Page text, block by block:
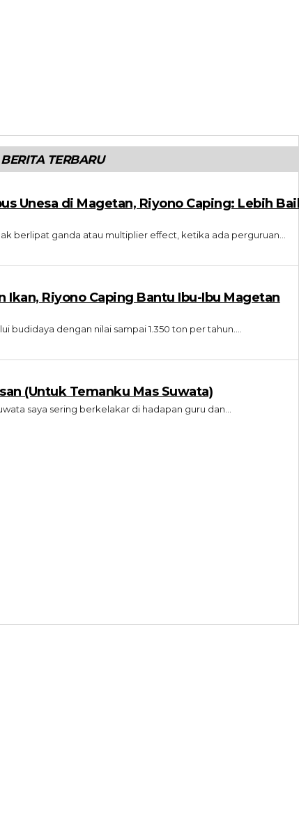
BERITA TERBARU
Unesa di Magetan, Riyono Caping: Lebih
berlipat ganda atau multiplier effect, ketika ada perguruan...
Ikan, Riyono Caping Bantu Ibu-Ibu Magetan
budidaya dengan nilai sampai 1.350 ton per tahun....
(Untuk Temanku Mas Suwata)
saya sering berkelakar di hadapan guru dan...